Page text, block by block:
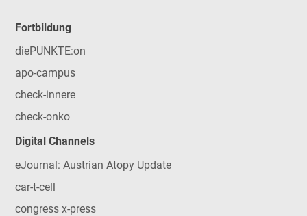
Fortbildung
diePUNKTE:on
apo-campus
check-innere
check-onko
Digital Channels
eJournal: Austrian Atopy Update
car-t-cell
congress x-press